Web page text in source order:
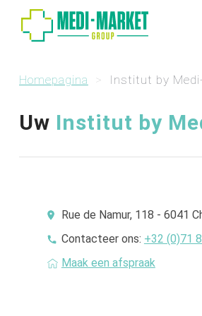
Homepagina Institut by
Uw Institut by
Rue de Namur, 118 - 6041
Contacteer ons: +32 (0)71
Maak een afspraak